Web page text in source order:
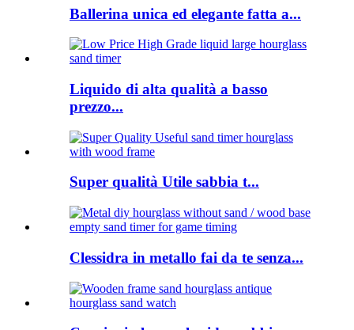
Ballerina unica ed elegante fatta a...
Liquido di alta qualità a basso
prezzo...
Super qualità Utile sabbia t...
Clessidra in metallo fai da te senza...